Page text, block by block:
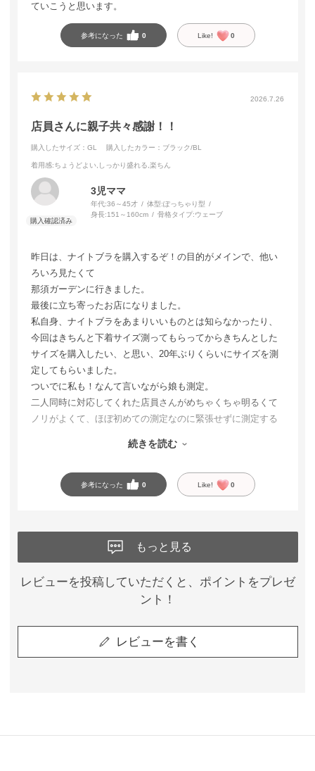
ていこうと思います。
参考になった 0 Like! 0
2026.7.26
店員さんに親子共々感謝！！
購入したサイズ：GL 購入したカラー：ブラック/BL
着用感:ちょうどよい,しっかり盛れる,楽ちん
3児ママ
年代:36～45才 体型:ぽっちゃり型
身長:151～160cm 骨格タイプ:ウェーブ
昨日は、ナイトブラを購入するぞ！の目的がメインで、他い
ろいろ見たくて
那須ガーデンに行きました。
最後に立ち寄ったお店になりました。
私自身、ナイトブラをあまりいいものとは知らなかったり、
今回はきちんと下着サイズ測ってもらってからきちんとした
サイズを購入したい、と思い、20年ぶりくらいにサイズを測
定してもらいました。
ついでに私も！なんて言いながら娘も測定。
二人同時に対応してくれた店員さんがめちゃくちゃ明るくて
ノリがよくて、ほぼ初めての測定なのに緊張せずに測定する
娘も私も小胸に悩んでおり、万年Bか、せいぜいCだろうと思
測定した結果、なんとブラが小さいです！って言われ、私も
娘もはぁー！？なんて思いましたが、
ナイトブラだけ買う予定でしたが、他のブラも合わせて購
入。位置調整なども自分で簡単にできて、それなのに、きっ
ちり夜も谷間谷間♡
付け心地も良くて、谷間が気になり、ある意味眠れません。
続きを読む
参考になった 0 Like! 0
もっと見る
レビューを投稿していただくと、ポイントをプレゼ
ント！
レビューを書く